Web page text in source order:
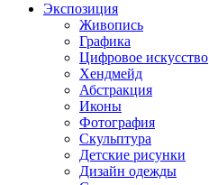
Экспозиция
Живопись
Графика
Цифровое искусство
Хендмейд
Абстракция
Иконы
Фотография
Скульптура
Детские рисунки
Дизайн одежды